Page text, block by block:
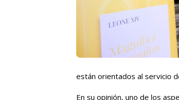
están orientados al servicio
En su opinión, uno de los